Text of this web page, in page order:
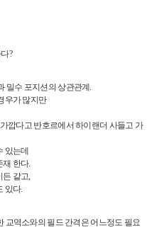
?
밀수 포지션의 상관관계.
우가 많지만
깝다고 반호르에서 하이랜더 사들고 가
있는데
재 한다.
든 같고,
있다.
교역소와의 필드 간격은 어느정도 필요